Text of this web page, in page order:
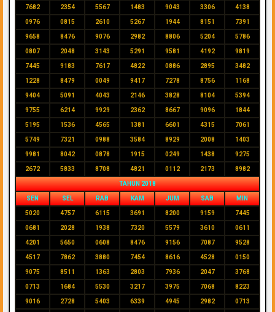
7682 2354 5567 1483 9043 3306 4138
0976 0815 2610 5267 1944 8151 7391
9658 8476 9076 2982 8806 5204 5786
0807 2048 3143 5291 9581 4192 9819
7445 9183 7617 4822 0886 2895 3482
1228 8479 0049 9417 7278 8756 1168
9404 5091 4043 2146 3828 8104 5394
9755 6214 9929 2362 8667 9096 1844
5195 1536 4565 1381 6601 4315 7061
5749 7321 0988 3584 8929 2008 1403
9981 8042 0878 1915 0249 1438 9275
2672 5833 8708 4821 0112 2173 8982
TAHUN 2018
SEN SEL RAB KAM JUM SAB MIN
5020 4757 6115 3691 8200 9159 7445
0681 2028 1938 7320 5579 3610 0611
4201 5650 0608 8476 9156 7087 9528
4517 7862 3880 7454 8616 4528 0150
9075 8511 1363 2803 7936 2047 3768
0713 1684 5530 3217 3975 7068 8223
9016 2728 5403 6339 4945 2982 0713